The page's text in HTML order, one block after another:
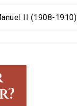
II (1908-1910)